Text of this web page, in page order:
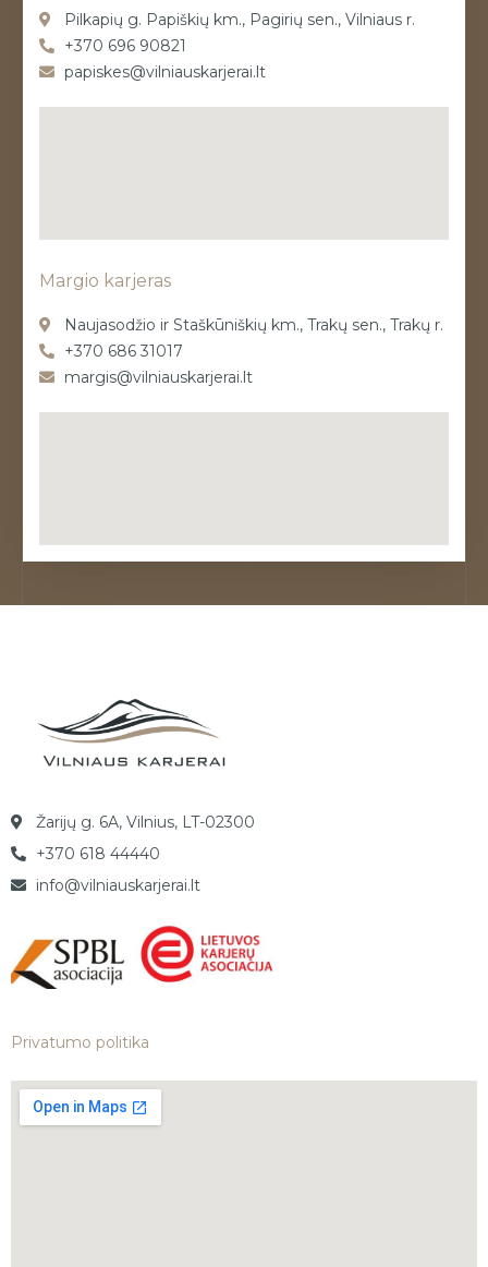
Pilkapių g. Papiškių km., Pagirių sen., Vilniaus r.
+370 696 90821
papiskes@vilniauskarjerai.lt
Margio karjeras
Naujasodžio ir Staškūniškių km., Trakų sen., Trakų r.
+370 686 31017
margis@vilniauskarjerai.lt
Žarijų g. 6A, Vilnius, LT-02300
+370 618 44440
info@vilniauskarjerai.lt
Privatumo politika